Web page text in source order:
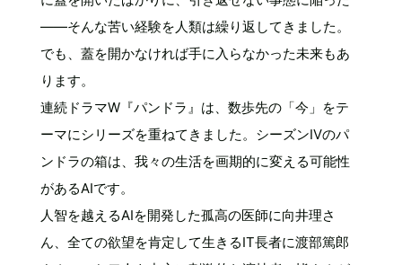
――そんな苦い経験を人類は繰り返してきました。
でも、蓋を開かなければ手に入らなかった未来もあ
ります。
連続ドラマW『パンドラ』は、数歩先の「今」をテ
ーマにシリーズを重ねてきました。シーズンIVのパ
ンドラの箱は、我々の生活を画期的に変える可能性
があるAIです。
人智を越えるAIを開発した孤高の医師に向井理さ
ん、全ての欲望を肯定して生きるIT長者に渡部篤郎